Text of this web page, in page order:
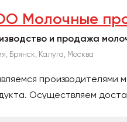
Молочные
и продажа
Брянск, Калуга, Москва
производителями
Осуществляем